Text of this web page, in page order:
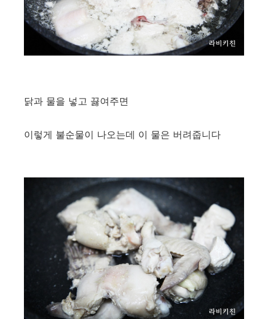
닭과 물을 넣고 끓여주면
이렇게 불순물이 나오는데 이 물은 버려줍니다